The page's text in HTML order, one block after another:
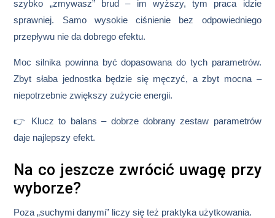
szybko „zmywasz” brud – im wyższy, tym praca idzie
sprawniej. Samo wysokie ciśnienie bez odpowiedniego
przepływu nie da dobrego efektu.
Moc silnika powinna być dopasowana do tych parametrów.
Zbyt słaba jednostka będzie się męczyć, a zbyt mocna –
niepotrzebnie zwiększy zużycie energii.
👉 Klucz to balans – dobrze dobrany zestaw parametrów
daje najlepszy efekt.
Na co jeszcze zwrócić uwagę przy
wyborze?
Poza „suchymi danymi” liczy się też praktyka użytkowania.